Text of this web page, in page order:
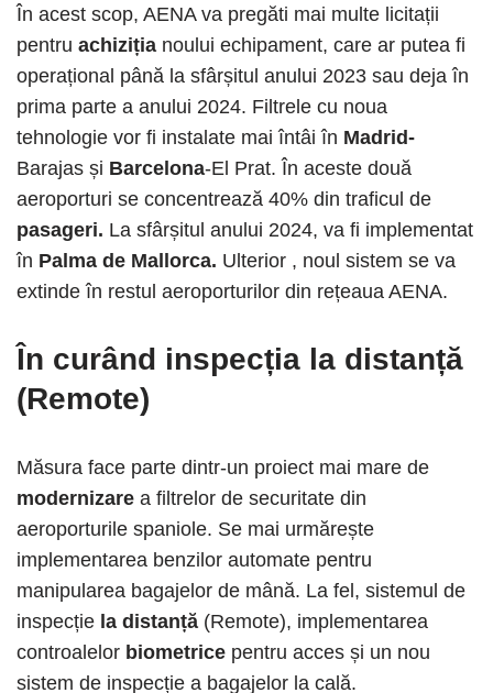
În acest scop, AENA va pregăti mai multe licitații
pentru achiziția noului echipament, care ar putea fi
operațional până la sfârșitul anului 2023 sau deja în
prima parte a anului 2024. Filtrele cu noua
tehnologie vor fi instalate mai întâi în Madrid-
Barajas și Barcelona-El Prat. În aceste două
aeroporturi se concentrează 40% din traficul de
pasageri. La sfârșitul anului 2024, va fi implementat
în Palma de Mallorca. Ulterior , noul sistem se va
extinde în restul aeroporturilor din rețeaua AENA.
În curând inspecția la distanță
(Remote)
Măsura face parte dintr-un proiect mai mare de
modernizare a filtrelor de securitate din
aeroporturile spaniole. Se mai urmărește
implementarea benzilor automate pentru
manipularea bagajelor de mână. La fel, sistemul de
inspecție la distanță (Remote), implementarea
controalelor biometrice pentru acces și un nou
sistem de inspecție a bagajelor la cală.